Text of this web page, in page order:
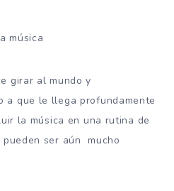
música
girar al mundo y
a que le llega profundamente
la música en una rutina de
ser aún mucho